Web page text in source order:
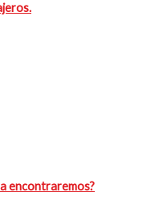
encontraremos?